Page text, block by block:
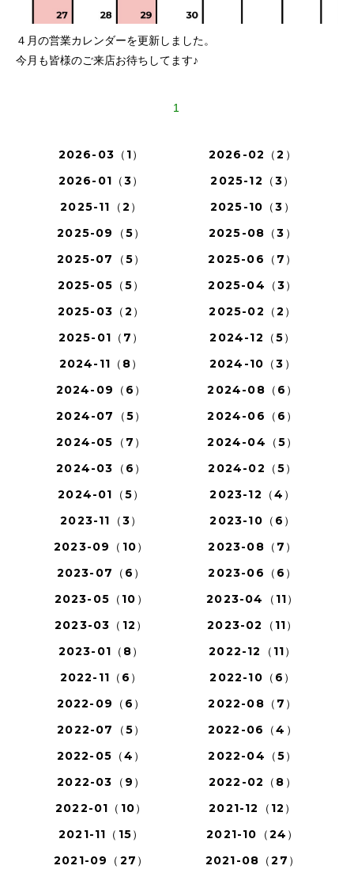
４月の営業カレンダーを更新しました。
今月も皆様のご来店お待ちしてます♪
1
2026-03（1）
2026-02（2）
2026-01（3）
2025-12（3）
2025-11（2）
2025-10（3）
2025-09（5）
2025-08（3）
2025-07（5）
2025-06（7）
2025-05（5）
2025-04（3）
2025-03（2）
2025-02（2）
2025-01（7）
2024-12（5）
2024-11（8）
2024-10（3）
2024-09（6）
2024-08（6）
2024-07（5）
2024-06（6）
2024-05（7）
2024-04（5）
2024-03（6）
2024-02（5）
2024-01（5）
2023-12（4）
2023-11（3）
2023-10（6）
2023-09（10）
2023-08（7）
2023-07（6）
2023-06（6）
2023-05（10）
2023-04（11）
2023-03（12）
2023-02（11）
2023-01（8）
2022-12（11）
2022-11（6）
2022-10（6）
2022-09（6）
2022-08（7）
2022-07（5）
2022-06（4）
2022-05（4）
2022-04（5）
2022-03（9）
2022-02（8）
2022-01（10）
2021-12（12）
2021-11（15）
2021-10（24）
2021-09（27）
2021-08（27）